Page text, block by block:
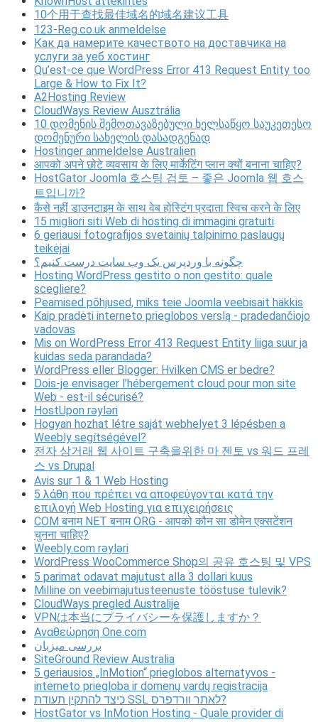
10个用于查找最佳域名的域名建议工具
123-Reg.co.uk anmeldelse
Как да намерите качеството на доставчика на
услуги за уеб хостинг
Qu’est-ce que WordPress Error 413 Request Entity too
Large & How to Fix It?
A2Hosting Review
CloudWays Review Ausztrália
10 დომენის შემოთავაზებული ხელსაწყო საუკეთესო
დომენური სახელის დასადგენად
Hostinger anmeldelse Australien
आपको अपने छोटे व्यवसाय के लिए मार्केटिंग प्लान क्यों बनाना चाहिए?
HostGator Joomla 호스팅 검토 – 좋은 Joomla 웹 호스
트입니까?
कैसे नहीं डाउनटाइम के साथ वेब होस्टिंग प्रदाता स्विच करने के लिए
15 migliori siti Web di hosting di immagini gratuiti
6 geriausi fotografijos svetainių talpinimo paslaugų
teikėjai
چگونه با وردپرس یک وب سایت درست کنیم؟
Hosting WordPress gestito o non gestito: quale
scegliere?
Peamised põhjused, miks teie Joomla veebisait häkkis
Kaip pradėti interneto prieglobos verslą - pradedančiojo
vadovas
Mis on WordPress Error 413 Request Entity liiga suur ja
kuidas seda parandada?
WordPress eller Blogger: Hvilken CMS er bedre?
Dois-je envisager l’hébergement cloud pour mon site
Web - est-il sécurisé?
HostUpon rəyləri
Hogyan hozhat létre saját webhelyet 3 lépésben a
Weebly segítségével?
전자 상거래 웹 사이트 구축을위한 마 젠토 vs 워드 프레
스 vs Drupal
Avis sur 1 & 1 Web Hosting
5 λάθη που πρέπει να αποφεύγονται κατά την
επιλογή Web Hosting για επιχειρήσεις
COM बनाम NET बनाम ORG - आपको कौन सा डोमेन एक्सटेंशन
चुनना चाहिए?
Weebly.com rəyləri
WordPress WooCommerce Shop의 공유 호스팅 및 VPS
5 parimat odavat majutust alla 3 dollari kuus
Milline on veebimajutusteenuste tööstuse tulevik?
CloudWays pregled Australije
VPNは本当にプライバシーを保護しますか？
Αναθεώρηση One.com
بررسی میزبان
SiteGround Review Australia
5 geriausios „InMotion“ prieglobos alternatyvos -
interneto priegloba ir domenų vardų registracija
כיצד להתקין תעודת SSL לאתר וורדפרס?
HostGator vs InMotion Hosting - Quale provider di